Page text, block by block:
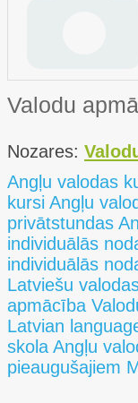
Valodu
Nozares:
Angļu valodas
kursi Angļu
privātstundas
individuālās
individuālās
Latviešu
apmācība
Latvian
skola Angļu
pieaugušajiem